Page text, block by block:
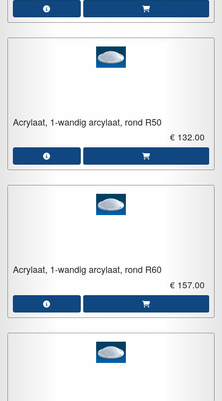
Acrylaat, 1-wandig arcylaat, rond R50
€ 132.00
Acrylaat, 1-wandig arcylaat, rond R60
€ 157.00